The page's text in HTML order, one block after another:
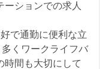
ションでの求人
で通勤に便利な立
くワークライフバ
時間も大切にして